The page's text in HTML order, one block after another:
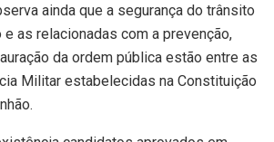
ainda que a segurança do trânsito
as relacionadas com a prevenção,
da ordem pública estão entre as
Militar estabelecidas na Constituição